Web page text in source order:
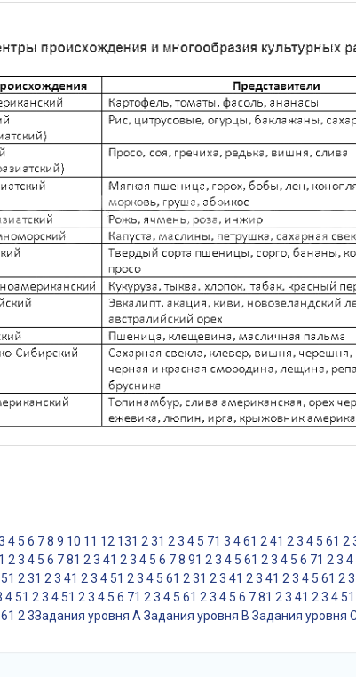
4 5 6 78 9 10 11 12 131 2 31 2 3 4 5 71 3 461 2 41 2 3 4 5 61 2
1 2 3 4 5 6 781 2 3 41 2 3 4 5 6 78 91 2 3 4 5 61 2 3 4 5 6 71 2 3 4
51 2 31 2 3 41 2 3 4 51 2 3 4 5 61 2 31 2 3 41 2 3 41 2 3 4 5 61 2 3
4 51 2 3 4 51 2 3 4 5 6 71 2 3 4 5 61 2 3 4 5 6 781 2 3 41 2 3 4 51
61 2 3Задания уровня A Задания уровня B Задания уровня